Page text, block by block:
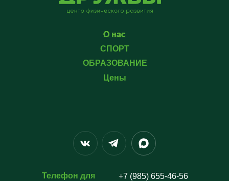
Цены
ОБРАЗОВАНИЕ
СПОРТ
О нас
О нас
Телефон для
+7 (985) 655-46-56